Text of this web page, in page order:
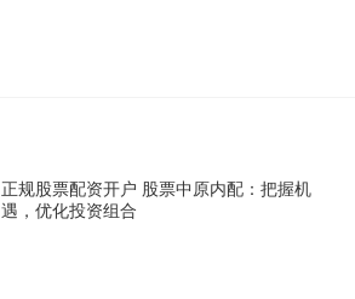
正规股票配资开户 股票中原内配：把握机
遇，优化投资组合